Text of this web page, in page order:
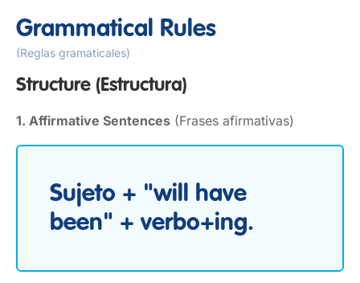
Grammatical Rules
(Reglas gramaticales)
Structure (Estructura)
1. Affirmative Sentences (Frases afirmativas)
Sujeto + "will have
been" + verbo+ing.